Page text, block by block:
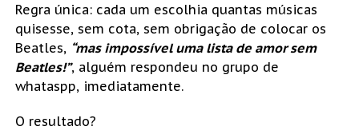
Regra única: cada um escolhia quantas músicas
quisesse, sem cota, sem obrigação de colocar os
Beatles, “mas impossível uma lista de amor sem
Beatles!”, alguém respondeu no grupo de
whataspp, imediatamente.
O resultado?